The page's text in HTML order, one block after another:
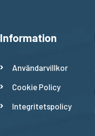
Information
Användarvillkor
Cookie Policy
Integritetspolicy